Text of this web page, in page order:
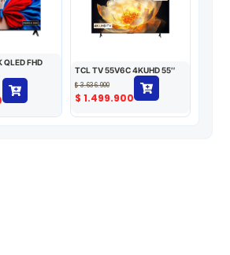
QLED FHD
TCL TV 55V6C 4KUHD 55″
$3.636.900
$ 1.499.900